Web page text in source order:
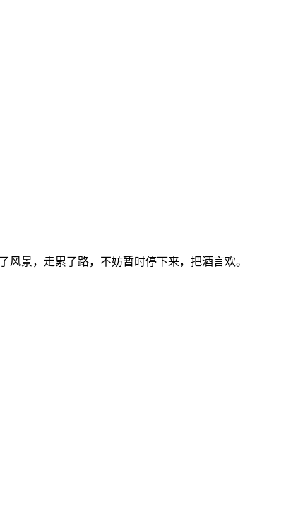
景，走累了路，不妨暂时停下来，把酒言欢。